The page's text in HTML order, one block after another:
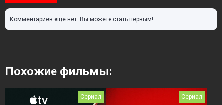
Комментариев еще нет. Вы можете стать первым!
Похожие фильмы:
Сериал Сериал